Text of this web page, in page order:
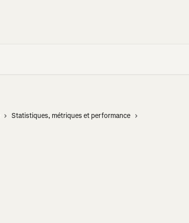
Statistiques, métriques et performance